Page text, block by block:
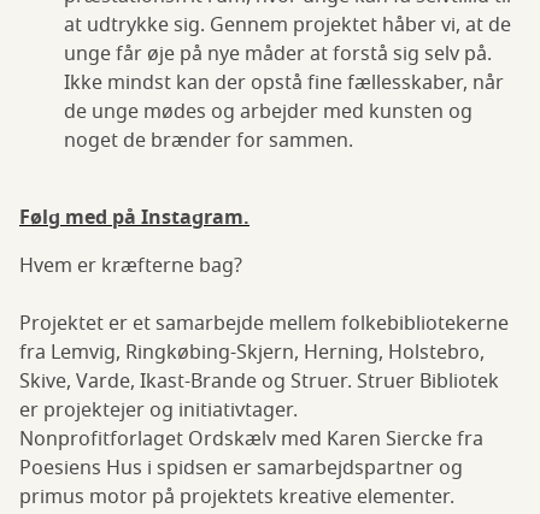
at udtrykke sig. Gennem projektet håber vi, at de
unge får øje på nye måder at forstå sig selv på.
Ikke mindst kan der opstå fine fællesskaber, når
de unge mødes og arbejder med kunsten og
noget de brænder for sammen.
Følg med på Instagram.
Hvem er kræfterne bag?
Projektet er et samarbejde mellem folkebibliotekerne
fra Lemvig, Ringkøbing-Skjern, Herning, Holstebro,
Skive, Varde, Ikast-Brande og Struer. Struer Bibliotek
er projektejer og initiativtager.
Nonprofitforlaget Ordskælv med Karen Siercke fra
Poesiens Hus i spidsen er samarbejdspartner og
primus motor på projektets kreative elementer.